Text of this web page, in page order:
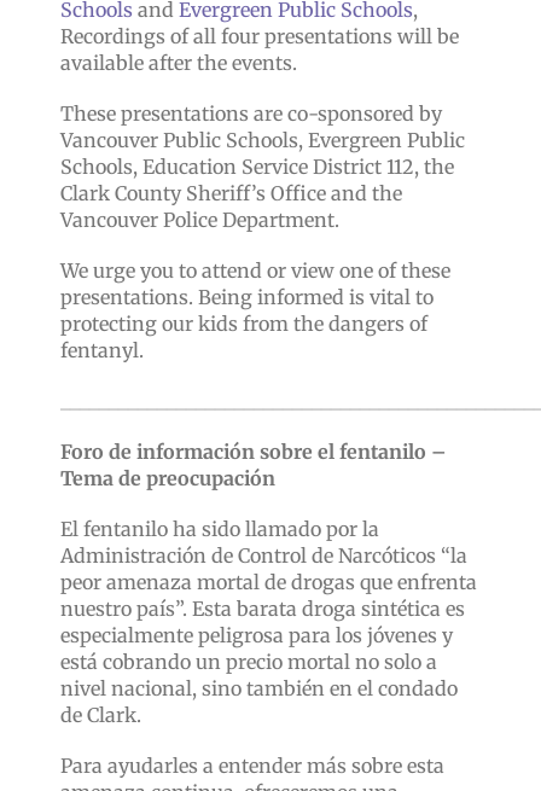
Schools and Evergreen Public Schools,
Recordings of all four presentations will be
available after the events.
These presentations are co-sponsored by
Vancouver Public Schools, Evergreen Public
Schools, Education Service District 112, the
Clark County Sheriff’s Office and the
Vancouver Police Department.
We urge you to attend or view one of these
presentations. Being informed is vital to
protecting our kids from the dangers of
fentanyl.
Foro de información sobre el fentanilo –
Tema de preocupación
El fentanilo ha sido llamado por la
Administración de Control de Narcóticos “la
peor amenaza mortal de drogas que enfrenta
nuestro país”. Esta barata droga sintética es
especialmente peligrosa para los jóvenes y
está cobrando un precio mortal no solo a
nivel nacional, sino también en el condado
de Clark.
Para ayudarles a entender más sobre esta